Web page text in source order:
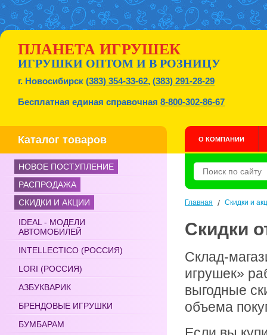
ПЛАНЕТА ИГРУШЕК
ИГРУШКИ ОПТОМ И В РОЗНИЦУ
г. Новосибирск (383) 354-33-62, (383) 291-28-29
Бесплатная единая справочная 8-800-302-86-67
Каталог товаров О КОМПАНИИ
НОВОЕ ПОСТУПЛЕНИЕ
РАСПРОДАЖА
СКИДКИ И АКЦИИ
IDEAL - МОДЕЛИ
АВТОМОБИЛЕЙ
INTELLECTICO (РОССИЯ)
LORI (РОССИЯ)
АЗБУКВАРИК
БРЕНДОВЫЕ ИГРУШКИ
БУМБАРАМ
Главная / Скидки и
Скидки
Склад-
игрушек»
выгодные
объема